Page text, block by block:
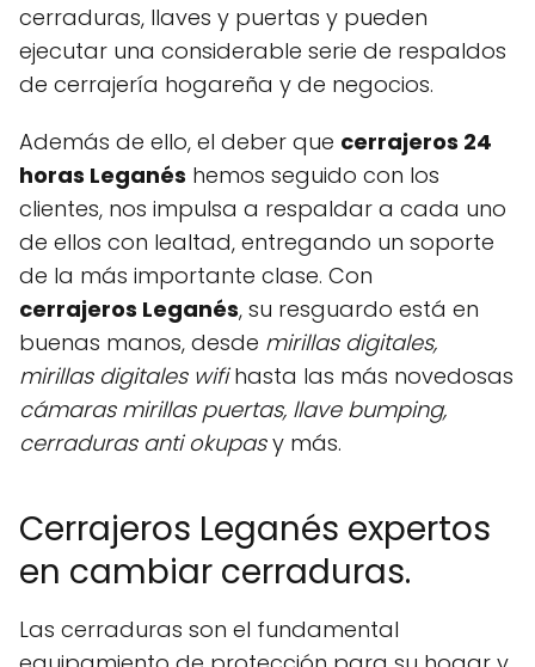
cerraduras, llaves y puertas y pueden
ejecutar una considerable serie de respaldos
de cerrajería hogareña y de negocios.
Además de ello, el deber que cerrajeros 24
horas Leganés hemos seguido con los
clientes, nos impulsa a respaldar a cada uno
de ellos con lealtad, entregando un soporte
de la más importante clase. Con
cerrajeros Leganés, su resguardo está en
buenas manos, desde mirillas digitales,
mirillas digitales wifihasta las más novedosas
cámaras mirillas puertas, llave bumping,
cerraduras anti okupasy más.
Cerrajeros Leganés expertos
en cambiar cerraduras.
Las cerraduras son el fundamental